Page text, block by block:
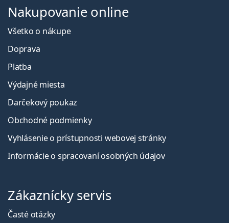
Nakupovanie online
Všetko o nákupe
Doprava
Platba
Výdajné miesta
Darčekový poukaz
Obchodné podmienky
Vyhlásenie o prístupnosti webovej stránky
Informácie o spracovaní osobných údajov
Zákaznícky servis
Časté otázky